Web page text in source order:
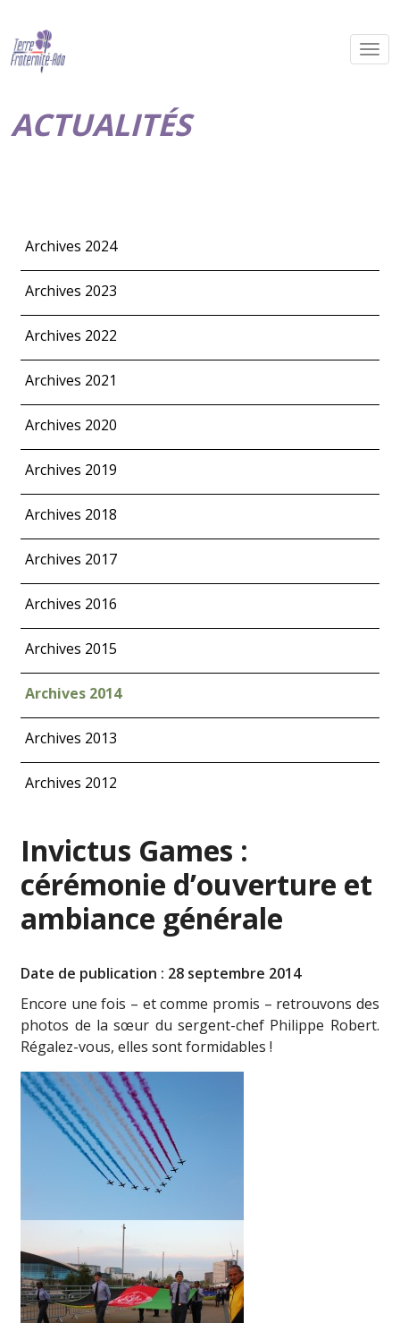
ACTUALITÉS
Archives 2024
Archives 2023
Archives 2022
Archives 2021
Archives 2020
Archives 2019
Archives 2018
Archives 2017
Archives 2016
Archives 2015
Archives 2014
Archives 2013
Archives 2012
Invictus Games :
cérémonie d’ouverture et
ambiance générale
Date de publication : 28 septembre 2014
Encore une fois – et comme promis – retrouvons des
photos de la sœur du sergent-chef Philippe Robert.
Régalez-vous, elles sont formidables !